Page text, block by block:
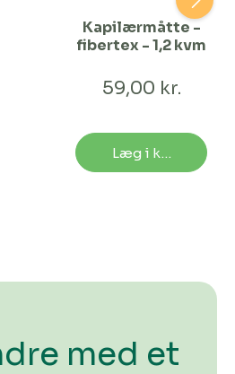
Kapilærmåtte -
fibertex - 1,2 kvm
59,00 kr.
Læg i kurv
med et